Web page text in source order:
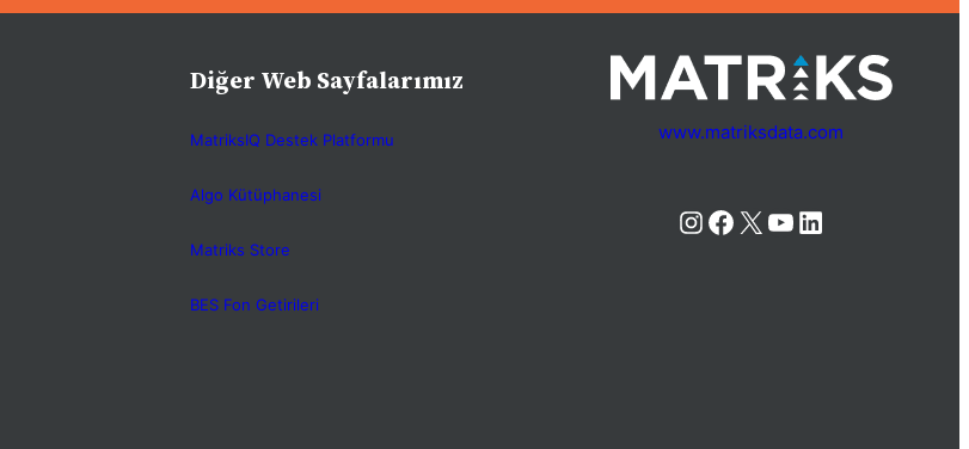
Diğer Web Sayfalarımız
MatriksIQ Destek Platformu
Algo Kütüphanesi
Matriks Store
BES Fon Getirileri
www.matriksdata.com
Instagram
Facebook
XYouTube
LinkedIn